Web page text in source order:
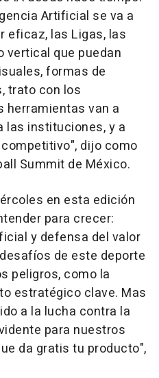
Artificial se va a
eficaz, las Ligas, las
vertical que puedan
formas de
trato con los
herramientas van a
las instituciones, y a
dijo como
Summit de México.
en esta edición
para crecer:
y defensa del valor
de este deporte
peligros, como la
estratégico clave. Mas
a la lucha contra la
para nuestros
da gratis tu producto",